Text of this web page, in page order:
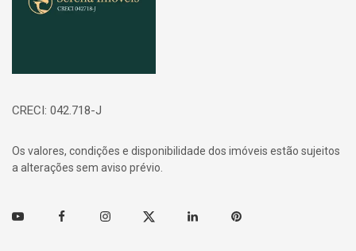
CRECI: 042.718-J
Os valores, condições e disponibilidade dos imóveis estão sujeitos
a alterações sem aviso prévio.
Youtube FacebookInstagramTwitter Linkedin Pinterest